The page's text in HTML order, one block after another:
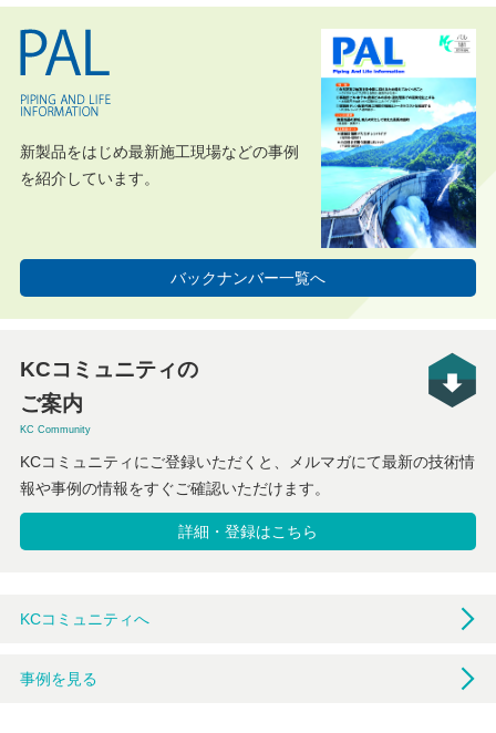
新製品をはじめ最新施工現場などの事例
を紹介しています。
バックナンバー一覧へ
KCコミュニティの
ご案内
KC Community
KCコミュニティにご登録いただくと、メルマガにて最新の技術情
報や事例の情報をすぐご確認いただけます。
詳細・登録はこちら
KCコミュニティへ
事例を見る